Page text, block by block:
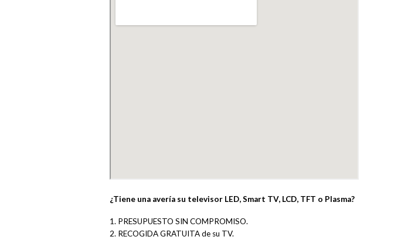
¿Tiene una avería su televisor LED, Smart TV, LCD, TFT o Plasma?
1. PRESUPUESTO SIN COMPROMISO.
2. RECOGIDA GRATUITA de su TV.